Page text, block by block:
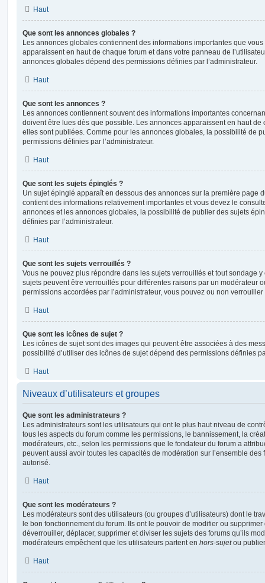
Haut
Que sont les annonces globales ?
Les annonces globales contiennent des informations importantes que
apparaissent en haut de chaque forum et dans votre panneau de
annonces globales dépend des permissions définies par l’administrateur.
Haut
Que sont les annonces ?
Les annonces contiennent souvent des informations importantes
doivent être lues dès que possible. Les annonces apparaissent en haut
elles sont publiées. Comme pour les annonces globales, la possibilité de
permissions définies par l’administrateur.
Haut
Que sont les sujets épinglés ?
Un sujet épinglé apparaît en dessous des annonces sur la première page
contient des informations relativement importantes et vous devez le
annonces et les annonces globales, la possibilité de publier des sujets
définies par l’administrateur.
Haut
Que sont les sujets verrouillés ?
Vous ne pouvez plus répondre dans les sujets verrouillés et tout sondage
sujets peuvent être verrouillés pour différentes raisons par un modérateur
permissions accordées par l’administrateur, vous pouvez ou non
Haut
Que sont les icônes de sujet ?
Les icônes de sujet sont des images qui peuvent être associées à des
possibilité d’utiliser des icônes de sujet dépend des permissions définies
Haut
Niveaux d’utilisateurs et groupes
Que sont les administrateurs ?
Les administrateurs sont les utilisateurs qui ont le plus haut niveau de
tous les aspects du forum comme les permissions, le bannissement, la
modérateurs, etc., selon les permissions que le fondateur du forum a
peuvent aussi avoir toutes les capacités de modération sur l’ensemble
autorisé.
Haut
Que sont les modérateurs ?
Les modérateurs sont des utilisateurs (ou groupes d’utilisateurs) dont le
le bon fonctionnement du forum. Ils ont le pouvoir de modifier ou
déverrouiller, déplacer, supprimer et diviser les sujets des forums qu’ils
modérateurs empêchent que les utilisateurs partent en hors-sujetou
Haut